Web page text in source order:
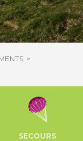
SECOURS